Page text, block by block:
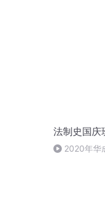
法制史国庆
2020年华